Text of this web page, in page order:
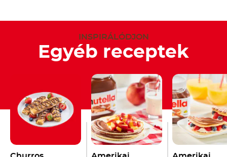
INSPIRÁLÓDJON
Egyéb receptek